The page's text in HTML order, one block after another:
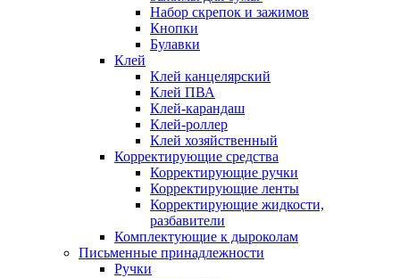
Набор скрепок и зажимов
Кнопки
Булавки
Клей
Клей канцелярский
Клей ПВА
Клей-карандаш
Клей-роллер
Клей хозяйственный
Корректирующие средства
Корректирующие ручки
Корректирующие ленты
Корректирующие жидкости,
разбавители
Комплектующие к дыроколам
Письменные принадлежности
Ручки